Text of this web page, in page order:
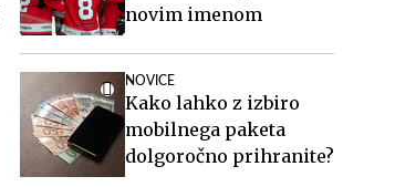
novim imenom
NOVICE
Kako lahko z izbiro
mobilnega paketa
dolgoročno prihranite?